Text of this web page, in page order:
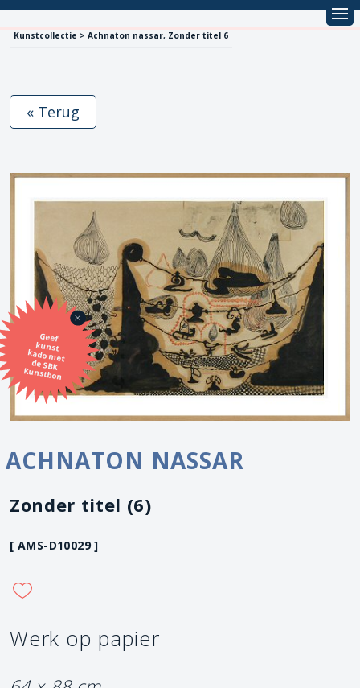
Kunstcollectie > Achnaton nassar, Zonder titel 6
Geef
kunst
kado met
de SBK
Kunstbon
« Terug
ACHNATON NASSAR
Zonder titel (6)
[ AMS-D10029 ]
Werk op papier